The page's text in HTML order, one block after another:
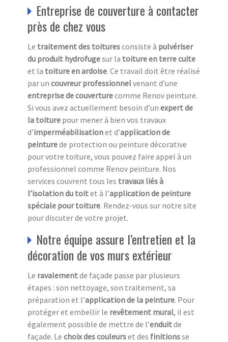
Entreprise de couverture à contacter
près de chez vous
Le traitement des toituresconsiste à pulvériser
du produit hydrofugesur la toiture en terre cuite
et la toiture en ardoise. Ce travail doit être réalisé
par un couvreur professionnelvenant d’une
entreprise de couverturecomme Renov peinture.
Si vous avez actuellement besoin d’un expert de
la toiture pour mener à bien vos travaux
d’imperméabilisationet d’application de
peinturede protection ou peinture décorative
pour votre toiture, vous pouvez faire appel à un
professionnel comme Renov peinture. Nos
services couvrent tous les travaux liés à
l’isolation du toitet à l’application de peinture
spéciale pour toiture. Rendez-vous sur notre site
pour discuter de votre projet.
Notre équipe assure l’entretien et la
décoration de vos murs extérieur
Le ravalementde façade passe par plusieurs
étapes : son nettoyage, son traitement, sa
préparation et l’application de la peinture. Pour
protéger et embellir le revêtement mural, il est
également possible de mettre de l’enduitde
façade. Le choix des couleurset des finitionsse